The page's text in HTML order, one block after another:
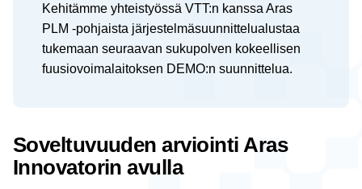
Kehitämme yhteistyössä VTT:n kanssa Aras
PLM -pohjaista järjestelmäsuunnittelualustaa
tukemaan seuraavan sukupolven kokeellisen
fuusiovoimalaitoksen DEMO:n suunnittelua.
Soveltuvuuden arviointi Aras
Innovatorin avulla